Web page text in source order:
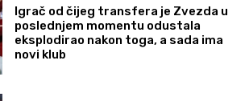
Igrač od čijeg transfera je Zvezda u
poslednjem momentu odustala
eksplodirao nakon toga, a sada ima
novi klub